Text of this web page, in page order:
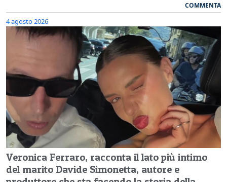
COMMENTA
4 agosto 2026
Veronica Ferraro, racconta il lato più intimo
del marito Davide Simonetta, autore e